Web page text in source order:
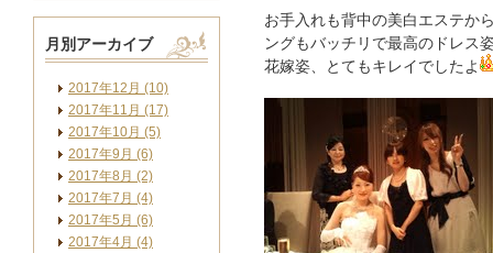
お手入れも背中の美白エステか
ングもバッチリで最高のドレス
花嫁姿、とてもキレイでしたよ
月別アーカイブ
2017年12月 (10)
2017年11月 (17)
2017年10月 (5)
2017年9月 (6)
2017年8月 (2)
2017年7月 (4)
2017年5月 (6)
2017年4月 (4)